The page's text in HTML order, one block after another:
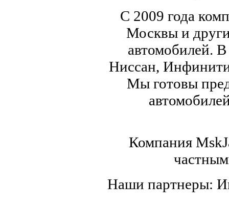
С 2009 года
Москвы и
автомобилей.
Ниссан,
Мы готовы
Компания
Наши партнеры: